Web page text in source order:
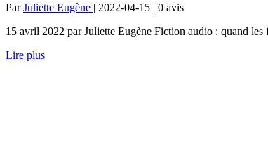
ParJuliette Eugène | 2022-04-15 | 0 avis
15 avril 2022 par Juliette Eugène Fiction audio : quand
Lire plus